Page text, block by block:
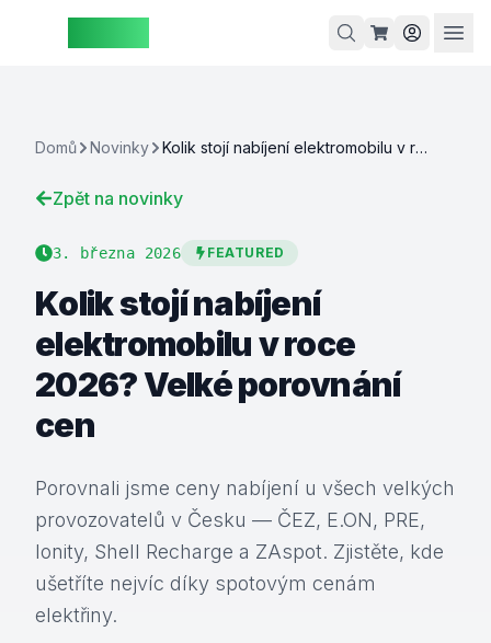
Košík je
si naše
Domů Novinky Kolik stojí nabíjení elektromobilu v roce 2026? Velké porovnání cen
Zpět na novinky
3. března 2026 FEATURED
Kolik stojí nabíjení
elektromobilu v roce
2026? Velké porovnání
cen
Porovnali jsme ceny nabíjení u všech velkých
provozovatelů v Česku — ČEZ, E.ON, PRE,
Ionity, Shell Recharge a ZAspot. Zjistěte, kde
ušetříte nejvíc díky spotovým cenám
elektřiny.